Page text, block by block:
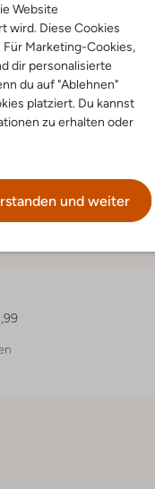
Website
wird. Diese Cookies
Marketing-Cookies,
dir personalisierte
du auf "Ablehnen"
platziert. Du kannst
zu erhalten oder
und weiter